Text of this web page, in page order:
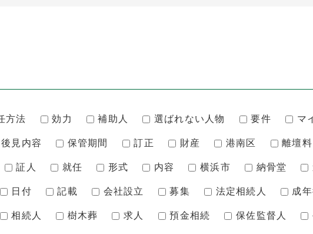
方法 効力 補助人 選ばれない人物 要件 マ
後見内容 保管期間 訂正 財産 港南区 離壇料
証人 就任 形式 内容 横浜市 納骨堂
日付 記載 会社設立 募集 法定相続人 成
相続人 樹木葬 求人 預金相続 保佐監督人